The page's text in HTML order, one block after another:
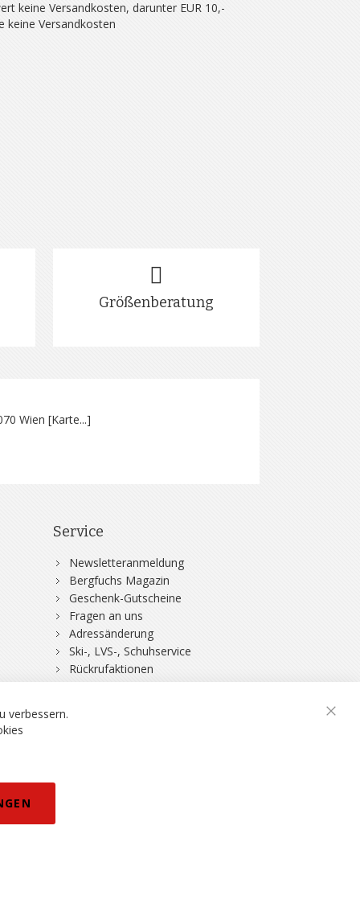
keine Versandkosten, darunter EUR 10,-
keine Versandkosten
Größenberatung
Wien [Karte...]
Service
Newsletteranmeldung
Bergfuchs Magazin
Geschenk-Gutscheine
Fragen an uns
Adressänderung
Ski-, LVS-, Schuhservice
Rückrufaktionen
DSV-Skiversicherung
vorbehalten.
verbessern.